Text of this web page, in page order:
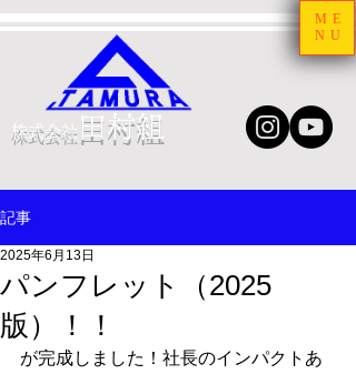
ME
NU
株式会社 田村組
記事
パンフレット（2025
版）！！
2025年6月13日
が完成しました！社長のインパクトあ